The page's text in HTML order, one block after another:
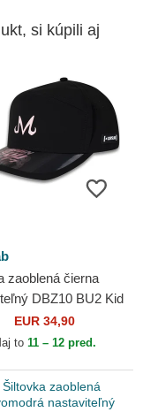
si kúpili aj
zaoblená čierna
DBZ10 BU2 Kid
Ball Capslab
EUR 34,90
to 11 – 12 pred.